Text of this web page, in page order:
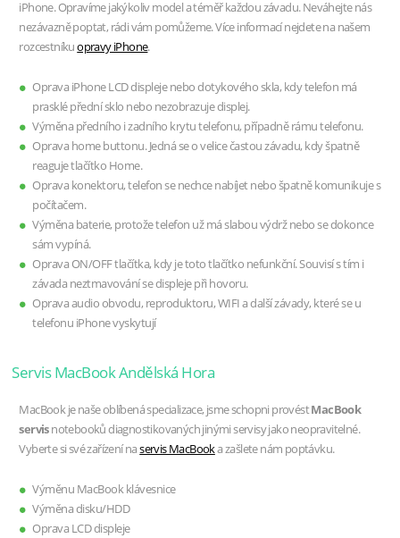
iPhone. Opravíme jakýkoliv model a téměř každou závadu. Neváhejte nás
nezávazně poptat, rádi vám pomůžeme. Více informací nejdete na našem
rozcestníkuopravy iPhone.
Oprava iPhone LCD displeje nebo dotykového skla, kdy telefon má
prasklé přední sklo nebo nezobrazuje displej.
Výměna předního i zadního krytu telefonu, případně rámu telefonu.
Oprava home buttonu. Jedná se o velice častou závadu, kdy špatně
reaguje tlačítko Home.
Oprava konektoru, telefon se nechce nabíjet nebo špatně komunikuje s
počítačem.
Výměna baterie, protože telefon už má slabou výdrž nebo se dokonce
sám vypíná.
Oprava ON/OFF tlačítka, kdy je toto tlačítko nefunkční. Souvisí s tím i
závada neztmavování se displeje při hovoru.
Oprava audio obvodu, reproduktoru, WIFI a další závady, které se u
telefonu iPhone vyskytují
Servis MacBook Andělská Hora
MacBook je naše oblíbená specializace, jsme schopni provéstMacBook
servisnotebooků diagnostikovaných jinými servisy jako neopravitelné.
Vyberte si své zařízení naservis MacBooka zašlete nám poptávku.
Výměnu MacBook klávesnice
Výměna disku/HDD
Oprava LCD displeje